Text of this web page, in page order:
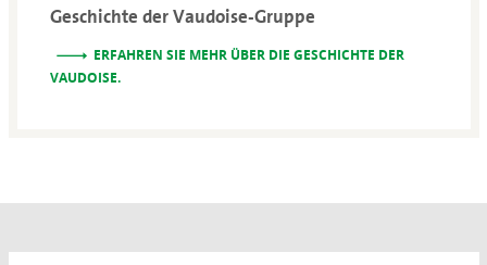
Geschichte der Vaudoise-Gruppe
ERFAHREN SIE MEHR ÜBER DIE GESCHICHTE DER
VAUDOISE.